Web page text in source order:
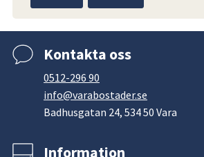
Kontakta oss
0512-296 90
info@varabostader.se
Badhusgatan 24, 534 50 Vara
Information